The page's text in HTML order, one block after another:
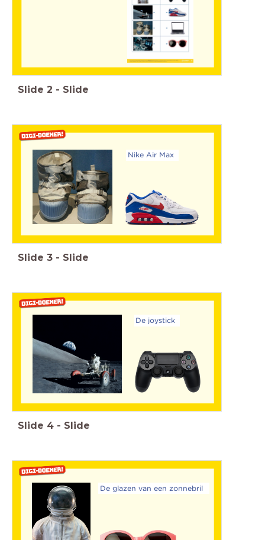
Slide 2 - Slide
Nike Air Max
Slide 3 - Slide
De joystick
Slide 4 - Slide
De glazen van een zonnebril